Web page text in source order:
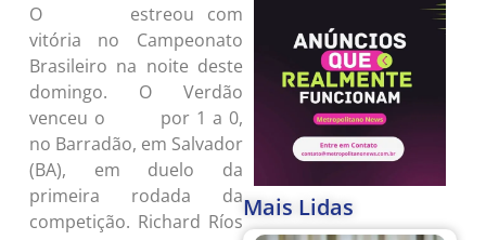
O
estreou com
vitória no Campeonato
Brasileiro na noite deste
domingo. O Verdão
venceu o
por 1 a 0,
no Barradão, em Salvador
(BA), em duelo da
primeira rodada da
competição. Richard RíosMais Lidas